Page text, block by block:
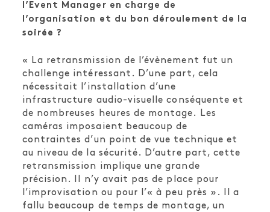
l’Event Manager en charge de
l’organisation et du bon déroulement de la
soirée ?
« La retransmission de l’évènement fut un
challenge intéressant. D’une part, cela
nécessitait l’installation d’une
infrastructure audio-visuelle conséquente et
de nombreuses heures de montage. Les
caméras imposaient beaucoup de
contraintes d’un point de vue technique et
au niveau de la sécurité. D’autre part, cette
retransmission implique une grande
précision. Il n’y avait pas de place pour
l’improvisation ou pour l’« à peu près ». Il a
fallu beaucoup de temps de montage, un